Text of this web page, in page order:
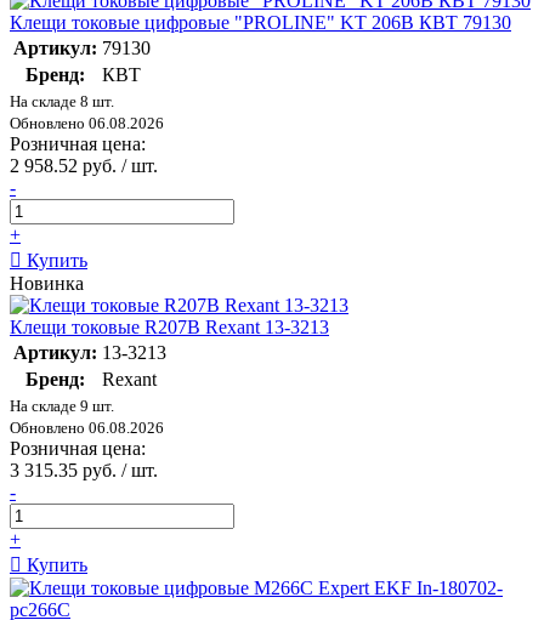
Клещи токовые цифровые "PROLINE" KT 206B КВТ 79130
Артикул: 79130
Бренд:
КВТ
На складе 8 шт.
Обновлено 06.08.2026
Розничная цена:
2 958.52 руб. / шт.
-
+
Купить
Новинка
Клещи токовые R207B Rexant 13-3213
Артикул: 13-3213
Бренд:
Rexant
На складе 9 шт.
Обновлено 06.08.2026
Розничная цена:
3 315.35 руб. / шт.
-
+
Купить